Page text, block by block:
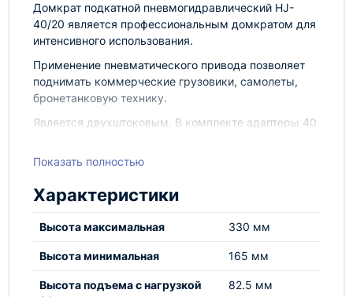
Домкрат подкатной пневмогидравлический HJ-
40/20 является профессиональным домкратом для
интенсивного использования.
Применение пневматического привода позволяет
поднимать коммерческие грузовики, самолеты,
бронетанковую технику.
Является двухштоковым. В комплекте адаптеры 40
Показать полностью
Характеристики
Высота максимальная 330 мм
Высота минимальная 165 мм
Высота подъема с нагрузкой
82.5 мм